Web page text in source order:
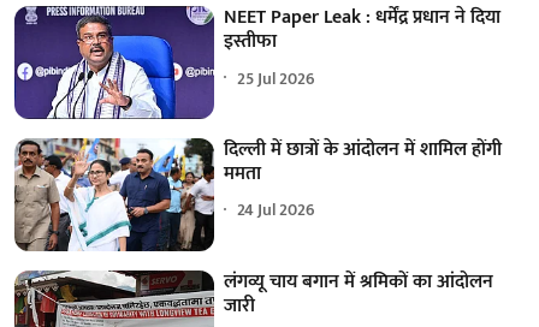
NEET Paper Leak : धर्मेंद्र प्रधान ने दिया
इस्तीफा
25 Jul 2026
दिल्ली में छात्रों के आंदोलन में शामिल होंगी
ममता
24 Jul 2026
लंगव्यू चाय बगान में श्रमिकों का आंदोलन
जारी